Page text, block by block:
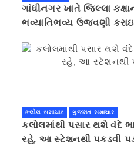
ગાંધીનગર ખાતે જિલ્લા
ભવ્યાતિભવ્ય ઉજવણી કરાઇ
કલોલ સમાચાર ગુજરાત સમાચાર
કલોલમાંથી પસાર થશે વંદે
રહે, આ સ્ટેશનથી પકડવી